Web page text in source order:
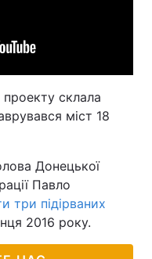
проекту склала
міст 18
Донецької
Павло
три підірваних
2016 року.